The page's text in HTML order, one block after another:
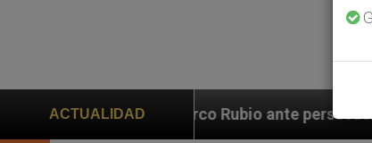
ACTUALIDAD
Rubio ante persecución de colonos judíos